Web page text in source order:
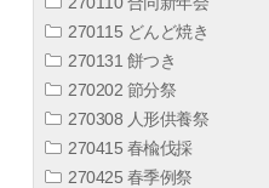
270115 どんど焼き
270131 餅つき
270202 節分祭
270308 人形供養祭
270415 春楡伐採
270425 春季例祭